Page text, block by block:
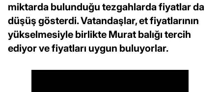
miktarda bulunduğu tezgahlarda fiyatlar da
düşüş gösterdi. Vatandaşlar, et fiyatlarının
yükselmesiyle birlikte Murat balığı tercih
ediyor ve fiyatları uygun buluyorlar.